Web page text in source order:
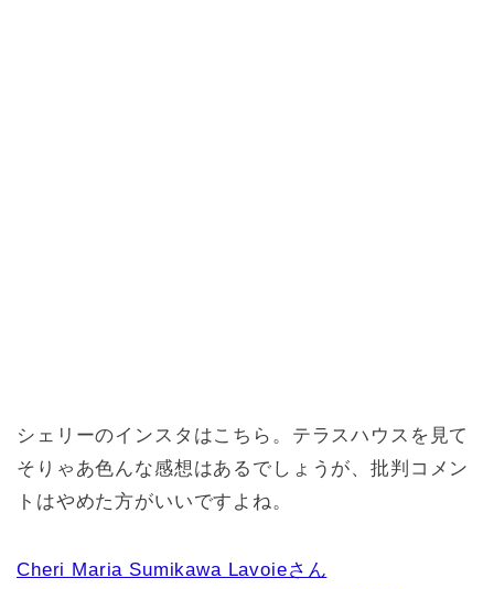
シェリーのインスタはこちら。テラスハウスを見て
そりゃあ色んな感想はあるでしょうが、批判コメン
トはやめた方がいいですよね。
Cheri Maria Sumikawa Lavoieさん